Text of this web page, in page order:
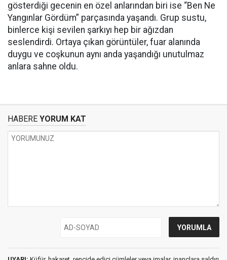
gösterdiği gecenin en özel anlarından biri ise “Ben Ne
Yangınlar Gördüm” parçasında yaşandı. Grup sustu,
binlerce kişi sevilen şarkıyı hep bir ağızdan
seslendirdi. Ortaya çıkan görüntüler, fuar alanında
duygu ve coşkunun aynı anda yaşandığı unutulmaz
anlara sahne oldu.
HABERE YORUM KAT